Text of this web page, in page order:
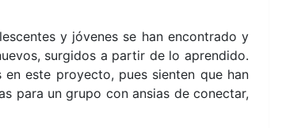
y jóvenes se han encontrado y
surgidos a partir de lo aprendido.
este proyecto, pues sienten que han
para un grupo con ansias de conectar,